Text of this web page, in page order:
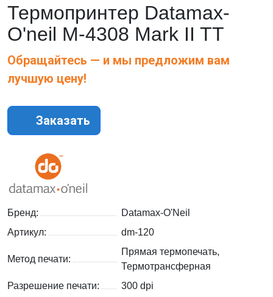
Термопринтер Datamax-
O'neil M-4308 Mark II TT
Обращайтесь — и мы предложим вам
лучшую цену!
Заказать
Бренд:
Datamax-O'Neil
Артикул:
dm-120
Метод печати:
Прямая термопечать,
Термотрансферная
Разрешение печати:
300 dpi